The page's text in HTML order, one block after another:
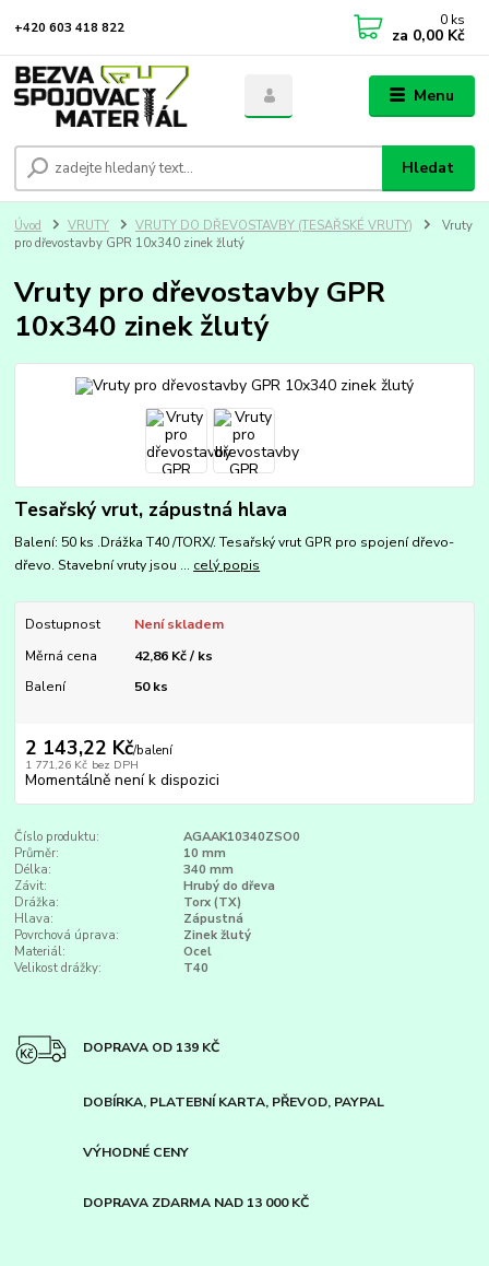
Menu
Hledat
+420 603 418 822 0 ks
za 0,00 Kč
Úvod VRUTY VRUTY DO DŘEVOSTAVBY (TESAŘSKÉ VRUTY)
Vruty
pro dřevostavby GPR 10x340 zinek žlutý
Vruty pro dřevostavby GPR
10x340 zinek žlutý
Tesařský vrut, zápustná hlava
Balení: 50 ks .Drážka T40 /TORX/. Tesařský vrut GPR pro spojení dřevo-
dřevo. Stavební vruty jsou ... celý popis
Dostupnost
Není skladem
Měrná cena
42,86 Kč / ks
Balení
50 ks
2 143,22 Kč/balení
1 771,26 Kč bez DPH
Momentálně není k dispozici
Číslo produktu:
AGAAK10340ZSO0
Průměr:
10 mm
Délka:
340 mm
Závit:
Hrubý do dřeva
Drážka:
Torx (TX)
Hlava:
Zápustná
Povrchová úprava:
Zinek žlutý
Materiál:
Ocel
Velikost drážky:
T40
DOPRAVA OD 139 KČ
DOBÍRKA, PLATEBNÍ KARTA, PŘEVOD, PAYPAL
VÝHODNÉ CENY
DOPRAVA ZDARMA NAD 13 000 KČ